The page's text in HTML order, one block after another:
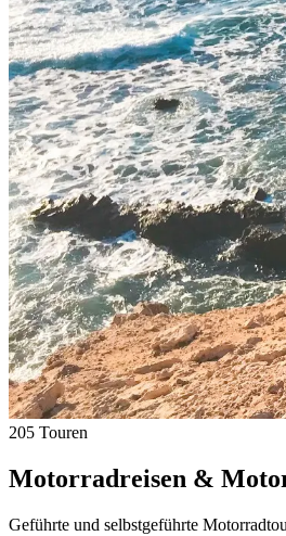
205 Touren
Motorradreisen &
Geführte und selbstgeführte